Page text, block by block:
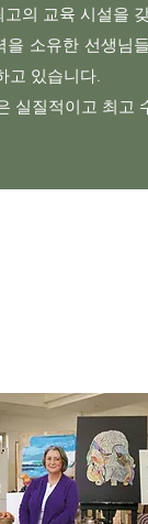
의 교육 시설을
소유한 선생님
고 있습니다.
실질적이고 최